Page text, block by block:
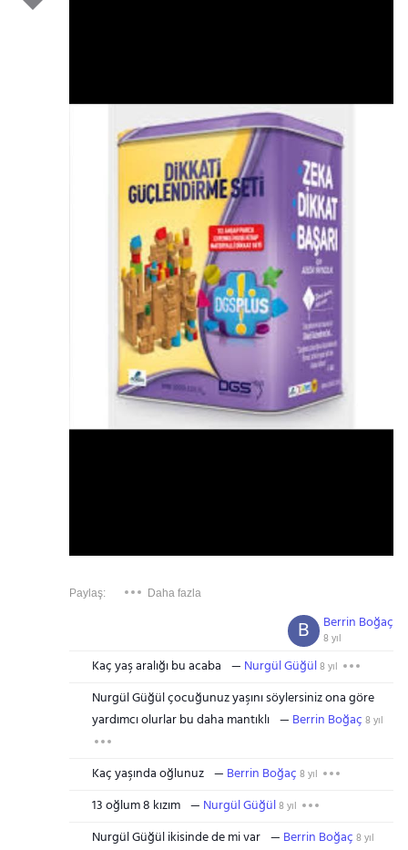
Paylaş: Daha fazla
Berrin Boğaç
8 yıl
B
Kaç yaş aralığı bu acaba Nurgül Güğül8 yıl
Nurgül Güğül çocuğunuz yaşını söylersiniz ona göre
yardımcı olurlar bu daha mantıklı
Berrin Boğaç 8 yıl
Kaç yaşında oğlunuz Berrin Boğaç 8 yıl
13 oğlum 8 kızım Nurgül Güğül8 yıl
Nurgül Güğül ikisinde de mi var Berrin Boğaç 8 yıl